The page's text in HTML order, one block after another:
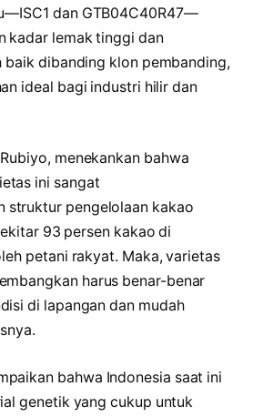
dan GTB04C40R47—
kadar lemak tinggi dan
baik dibanding klon pembanding,
ideal bagi industri hilir dan
menekankan bahwa
ini sangat
struktur pengelolaan kakao
93 persen kakao di
petani rakyat. Maka, varietas
harus benar-benar
di lapangan dan mudah
bahwa Indonesia saat ini
genetik yang cukup untuk